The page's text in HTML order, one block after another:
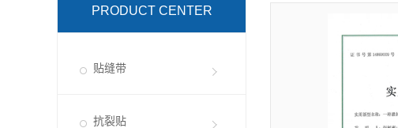
PRODUCT CENTER
贴缝带
抗裂贴